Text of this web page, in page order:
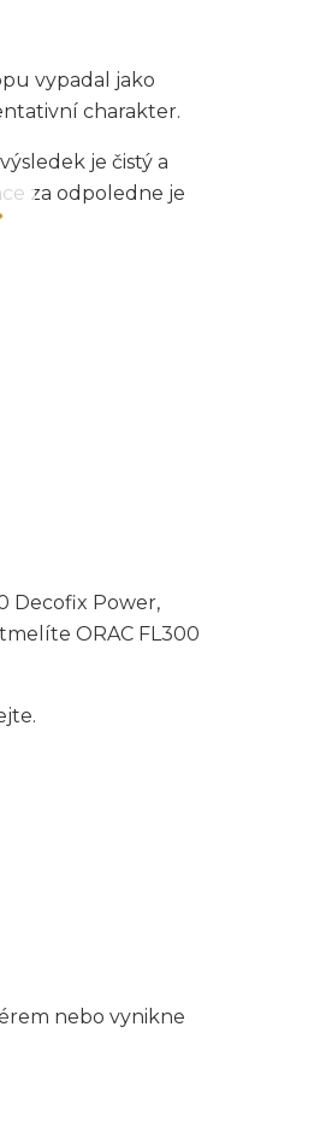
vypadal jako
charakter.
je čistý a
za odpoledne je
Decofix Power,
ORAC FL300
nebo vynikne